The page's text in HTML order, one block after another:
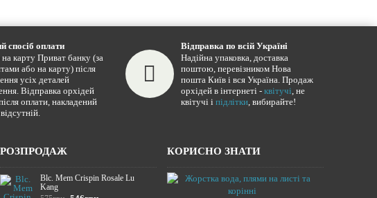
спосіб оплати
карту Приват банку (за
або на карту) після
усіх деталей
Відправка орхідей
оплати, накладений
Відправка по всій Україні
Надійна упаковка, доставка
поштою, перевізником Нова
пошта Київ і вся Україна. Продаж
орхідей в інтернеті - квітучі, не
квітучі і підлітки, вибирайте!
РОЗПРОДАЖ
Blc. Mem Crispin Rosale Lu
Kang
КОРИСНО ЗНАТИ